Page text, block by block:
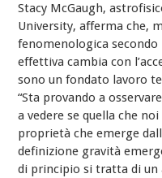
Stacy McGaugh,
University, afferma che,
fenomenologica
effettiva cambia con
sono un fondato lavoro
“Sta provando a
a vedere se quella che
proprietà che emerge
definizione gravità
di principio si tratta di